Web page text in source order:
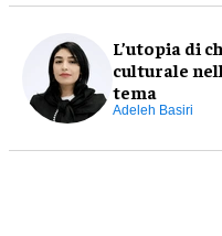
L’utopia di
culturale
tema
Adeleh Basiri